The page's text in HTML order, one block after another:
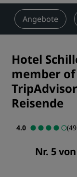
Angebote
Hotel
member
Reisende
4.0
Nr. 5